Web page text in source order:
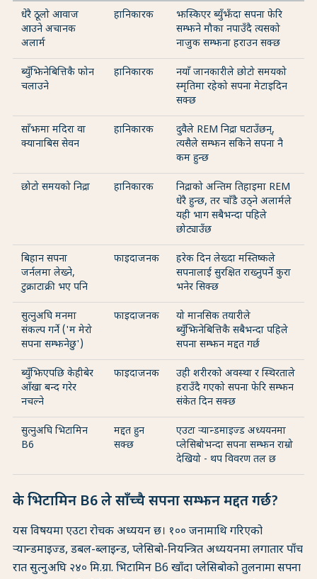
धेरै ठूलो आवाज
आउने अचानक
अलार्म
हानिकारक
झस्किएर ब्युँझँदा सपना फेरि
सम्झने मौका नपाउँदै त्यसको
नाजुक सम्झना हराउन सक्छ
ब्युँझिनेबित्तिकै फोन
चलाउने
हानिकारक
नयाँ जानकारीले छोटो समयको
स्मृतिमा रहेको सपना मेटाइदिन
सक्छ
साँझमा मदिरा वा
क्यानाबिस सेवन
हानिकारक
दुवैले REM निद्रा घटाउँछन्,
त्यसैले सम्झन सकिने सपना नै
कम हुन्छ
छोटो समयको निद्रा हानिकारक
निद्राको अन्तिम तिहाइमा REM
धेरै हुन्छ, तर चाँडै उठ्ने अलार्मले
यही भाग सबैभन्दा पहिले
छोट्याउँछ
बिहान सपना
जर्नलमा लेख्ने,
टुक्राटाक्री भए पनि
फाइदाजनक
हरेक दिन लेख्दा मस्तिष्कले
सपनालाई सुरक्षित राख्नुपर्ने कुरा
भनेर सिक्छ
सुत्नुअघि मनमा
संकल्प गर्ने ('म मेरो
सपना सम्झनेछु')
फाइदाजनक
यो मानसिक तयारीले
ब्युँझिनेबित्तिकै सबैभन्दा पहिले
सपना सम्झन मद्दत गर्छ
ब्युँझिएपछि केहीबेर
आँखा बन्द गरेर
नचल्ने
फाइदाजनक
उही शरीरको अवस्था र स्थिरताले
हराउँदै गएको सपना फेरि सम्झन
संकेत दिन सक्छ
सुत्नुअघि भिटामिन
B6
मद्दत हुन
सक्छ
एउटा र्‍यान्डमाइज्ड अध्ययनमा
प्लेसिबोभन्दा सपना सम्झन राम्रो
देखियो - थप विवरण तल छ
के भिटामिन B6 ले साँच्चै सपना सम्झन मद्दत गर्छ?
यस विषयमा एउटा रोचक अध्ययन छ। १०० जनामाथि गरिएको
र्‍यान्डमाइज्ड, डबल-ब्लाइन्ड, प्लेसिबो-नियन्त्रित अध्ययनमा लगातार पाँच
रात सुत्नुअघि २४० मि.ग्रा. भिटामिन B6 खाँदा प्लेसिबोको तुलनामा सपना